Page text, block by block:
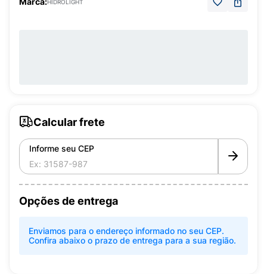
HIDROLIGHT
Calcular frete
Informe seu CEP
Opções de entrega
Enviamos para o endereço informado no seu CEP.
Confira abaixo o prazo de entrega para a sua região.